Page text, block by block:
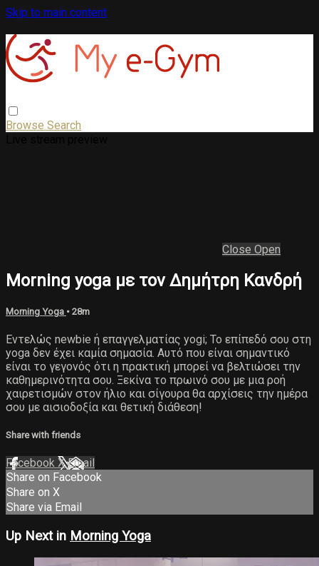
Skip to main content
Browse Search
Close Open
Morning yoga με τον Δημήτρη Κανδρή
Morning Yoga • 28m
Εντελώς newbie ή επαγγελματίας yogi; Το επίπεδό σου στη
yoga δεν έχει καμία σημασία. Αυτό που είναι σημαντικό
είναι το γεγονός ότι η πρακτική μπορεί να βελτιώσει την
καθημερινότητα σου. Ξεκίνα το πρωινό σου με μια ροή
χαιρετισμών στον ήλιο και σίγουρα θα αρχίσεις την ημέρα
σου με αισιοδοξία και θετική διάθεση!
Share with friends
Facebook XEmail
Share on Facebook
Share on X
Share via Email
Up Next in Morning Yoga